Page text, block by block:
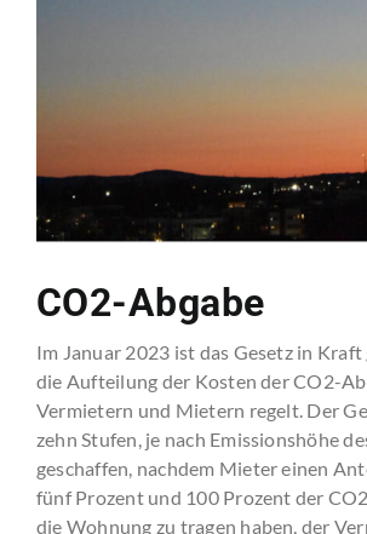
CO2-Abgabe
Im Januar 2023 ist das Gesetz in
die Aufteilung der Kosten der CO2-
Vermietern und Mietern regelt. Der
zehn Stufen, je nach Emissionshöhe
geschaffen, nachdem Mieter einen
fünf Prozent und 100 Prozent der
die Wohnung zu tragen haben, der